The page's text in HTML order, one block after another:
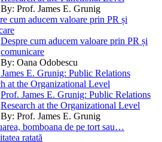
By: Prof. James E. Grunig
Despre cum aducem valoare prin PR și
comunicare
By: Oana Odobescu
Prof. James E. Grunig: Public Relations
Research at the Organizational Level
By: Prof. James E. Grunig